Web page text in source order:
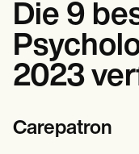
Die 9
2023
Carepatron